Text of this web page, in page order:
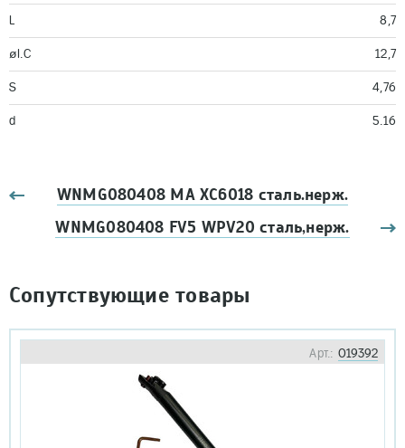
L 8,7
øI.C 12,7
S 4,76
d 5.16
WNMG080408 MA XC6018 сталь.нерж.
WNMG080408 FV5 WPV20 сталь,нерж.
Сопутствующие товары
Арт.: 019392